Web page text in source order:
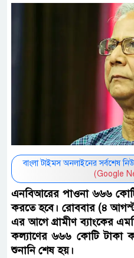
বাংলা টাইমস অনলাইনের সর্বশেষ
(Google
এনবিআরের পাওনা ৬৬৬
করতে হবে। রোববার (৪
এর আগে গ্রামীণ ব্যাংকের
কল্যাণের ৬৬৬ কোটি টাকা
শুনানি শেষ হয়।